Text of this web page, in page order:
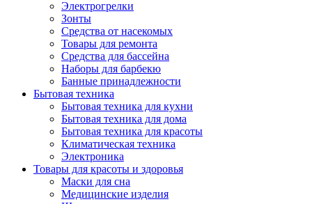
Электрогрелки
Зонты
Средства от насекомых
Товары для ремонта
Средства для бассейна
Наборы для барбекю
Банные принадлежности
Бытовая техника
Бытовая техника для кухни
Бытовая техника для дома
Бытовая техника для красоты
Климатическая техника
Электроника
Товары для красоты и здоровья
Маски для сна
Медицинские изделия